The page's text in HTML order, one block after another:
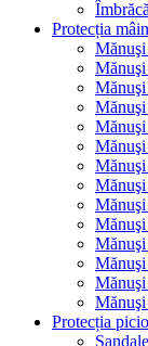
Protecția
Mănuşi
Mănuşi
Protecția